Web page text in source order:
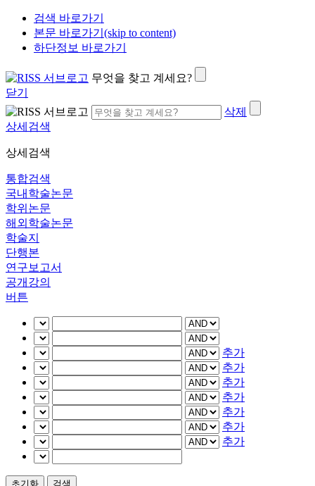
검색 바로가기
본문 바로가기(skip to content)
하단정보 바로가기
무엇을 찾고 계세요?
닫기
삭제
상세검색
상세검색
통합검색
국내학술논문
학위논문
해외학술논문
학술지
단행본
연구보고서
공개강의
버튼
추가
추가
추가
추가
추가
추가
추가